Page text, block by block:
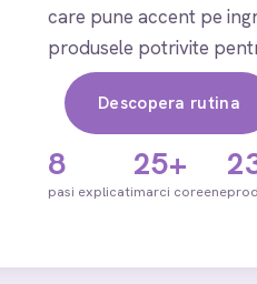
care pune accent pe
produsele potrivite
Descopera rutina
8
pasi explicati
25+
marci coreene